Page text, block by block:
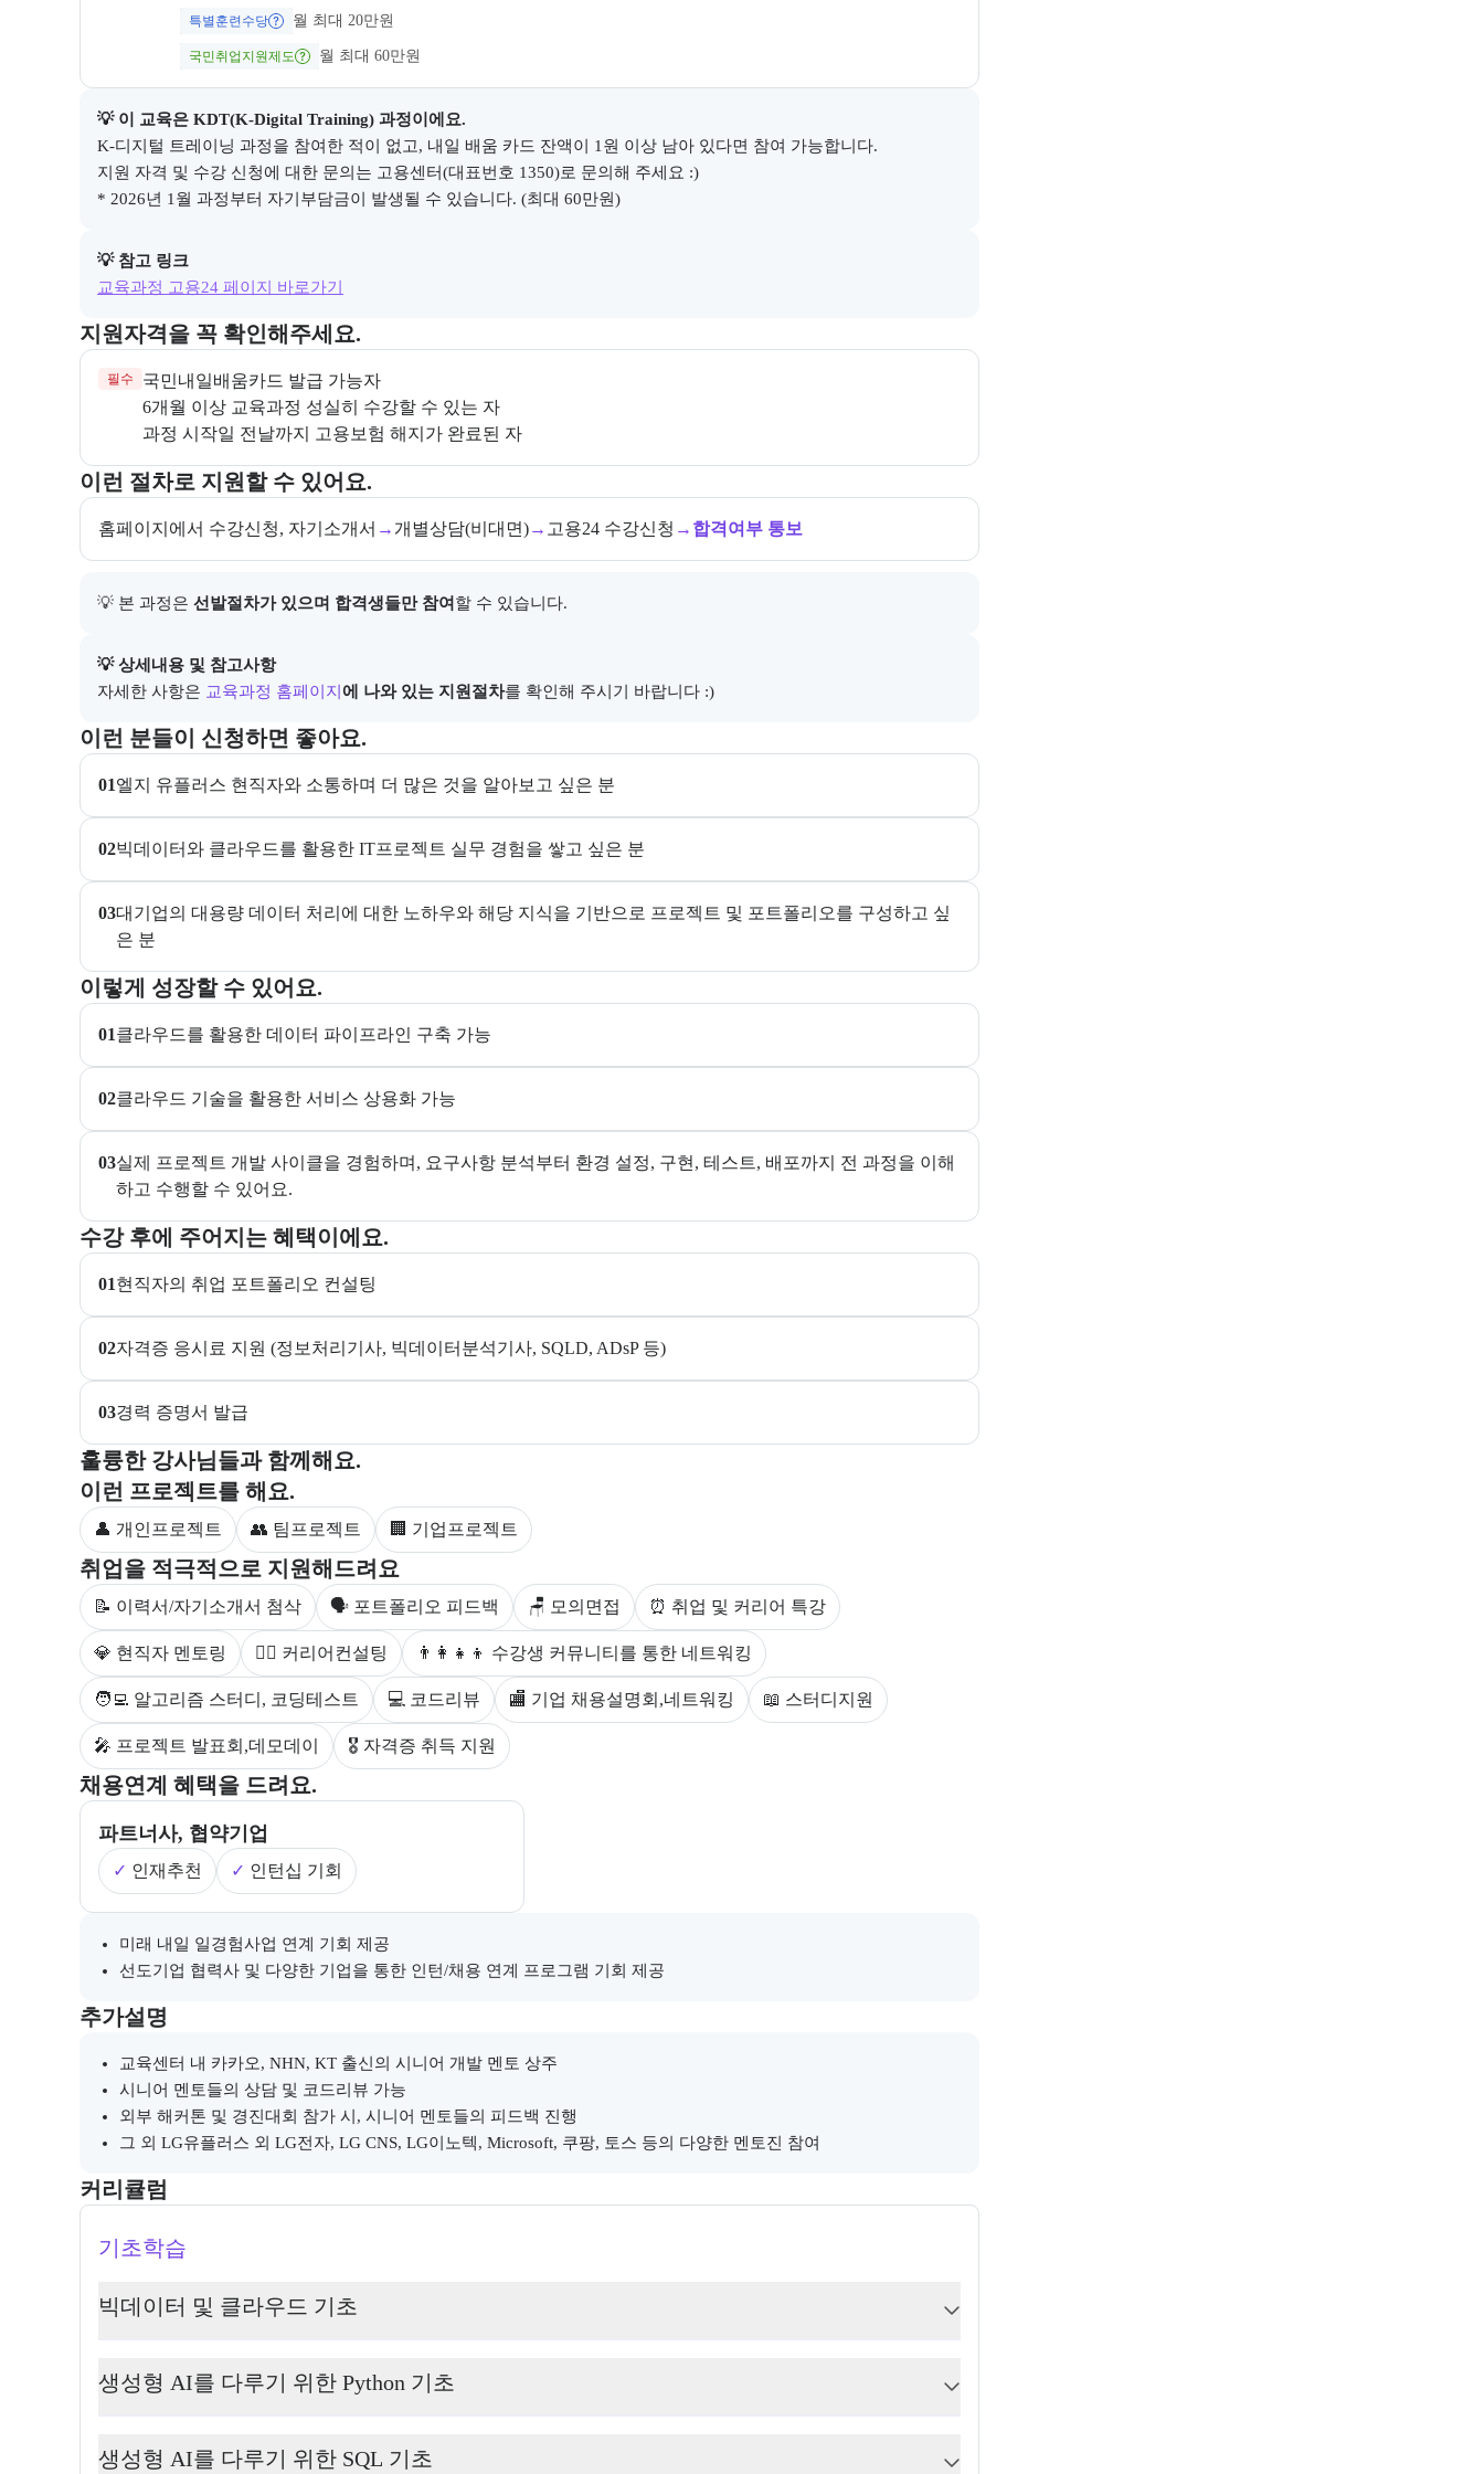
특별훈련수당 월 최대 20만원
국민취업지원제도 월 최대 60만원
💡 이 교육은 KDT(K-Digital Training) 과정이에요.
K-디지털 트레이닝 과정을 참여한 적이 없고, 내일 배움 카드 잔액이 1원 이상 남아 있다면 참여 가능합니다.
지원 자격 및 수강 신청에 대한 문의는 고용센터(대표번호 1350)로 문의해 주세요 :)
* 2026년 1월 과정부터 자기부담금이 발생될 수 있습니다. (최대 60만원)
💡 참고 링크
교육과정 고용24 페이지 바로가기
지원자격을 꼭 확인해주세요.
교육과정 지원 자격과 우대 사항을 각각 묶어서 안내한다.
필수
과정 시작일 전날까지 고용보험 해지가 완료된 자
이런 절차로 지원할 수 있어요.
교육과정 지원 절차와 참여 조건, 상세 참고사항을 안내한다.
홈페이지에서 수강신청, 자기소개서 → 개별상담(비대면)→ 고용24 수강신청 → 합격여부 통보
💡 본 과정은 선발절차가 있으며 합격생들만 참여 할 수 있습니다.
💡 상세내용 및 참고사항
아래에는 지원 절차의 상세 설명 및 참고 링크가 포함된다.
자세한 사항은 교육과정 홈페이지 에 나와 있는 지원절차를 확인해 주시기 바랍니다 :)
이런 분들이 신청하면 좋아요.
이 교육과정이 어떤 분들께 추천되는지 항목으로 안내한다. 더보기 버튼으로 전체 추천 대상을 펼칠 수 있다.
01엘지 유플러스 현직자와 소통하며 더 많은 것을 알아보고 싶은 분
02빅데이터와 클라우드를 활용한 IT프로젝트 실무 경험을 쌓고 싶은 분
03대기업의 대용량 데이터 처리에 대한 노하우와 해당 지식을 기반으로 프로젝트 및 포트폴리오를 구성하고 싶
은 분
이렇게 성장할 수 있어요.
이 교육과정에서 성취할 수 있는 목표를 항목으로 안내한다. 더보기 버튼으로 전체 목표를 펼칠 수 있다.
01클라우드를 활용한 데이터 파이프라인 구축 가능
02클라우드 기술을 활용한 서비스 상용화 가능
03실제 프로젝트 개발 사이클을 경험하며, 요구사항 분석부터 환경 설정, 구현, 테스트, 배포까지 전 과정을 이해
하고 수행할 수 있어요.
수강 후에 주어지는 혜택이에요.
교육과정 수강 시 제공되는 혜택 목록을 안내한다.
01현직자의 취업 포트폴리오 컨설팅
02자격증 응시료 지원 (정보처리기사, 빅데이터분석기사, SQLD, ADsP 등)
03경력 증명서 발급
훌륭한 강사님들과 함께해요.
부트캠프 강사 정보를 목록으로 안내한다.
이런 프로젝트를 해요.
부트캠프 과정에서 진행하는 프로젝트 유형을 안내한다.
👤 개인프로젝트 👥 팀프로젝트 🏢 기업프로젝트
취업을 적극적으로 지원해드려요
부트캠프 수강생을 대상으로 제공되는 취업 지원 서비스를 안내한다.
📝 이력서/자기소개서 첨삭 🗣 포트폴리오 피드백 🪑 모의면접 ⏰ 취업 및 커리어 특강
💎 현직자 멘토링 💁‍♀️ 커리어컨설팅 👨‍👩‍👧‍👦 수강생 커뮤니티를 통한 네트워킹
🧑‍💻 알고리즘 스터디, 코딩테스트 💻 코드리뷰 🏬 기업 채용설명회,네트워킹 📖 스터디지원
🎤 프로젝트 발표회,데모데이 🎖 자격증 취득 지원
채용연계 혜택을 드려요.
부트캠프의 채용 연계 기업 정보와 추가 안내 내용을 제공한다.
파트너사, 협약기업
✓ 인재추천 ✓ 인턴십 기회
채용 연계와 관련된 추가 안내 내용을 마크다운 형식으로 제공한다.
미래 내일 일경험사업 연계 기회 제공
선도기업 협력사 및 다양한 기업을 통한 인턴/채용 연계 프로그램 기회 제공
추가설명
부트캠프와 관련된 추가 안내 및 참고 사항을 제공한다.
교육센터 내 카카오, NHN, KT 출신의 시니어 개발 멘토 상주
시니어 멘토들의 상담 및 코드리뷰 가능
외부 해커톤 및 경진대회 참가 시, 시니어 멘토들의 피드백 진행
그 외 LG유플러스 외 LG전자, LG CNS, LG이노텍, Microsoft, 쿠팡, 토스 등의 다양한 멘토진 참여
커리큘럼
교육과정의 커리큘럼 정보를 안내한다.
커리큘럼
기초학습
빅데이터 및 클라우드 기초
생성형 AI를 다루기 위한 Python 기초
생성형 AI를 다루기 위한 SQL 기초